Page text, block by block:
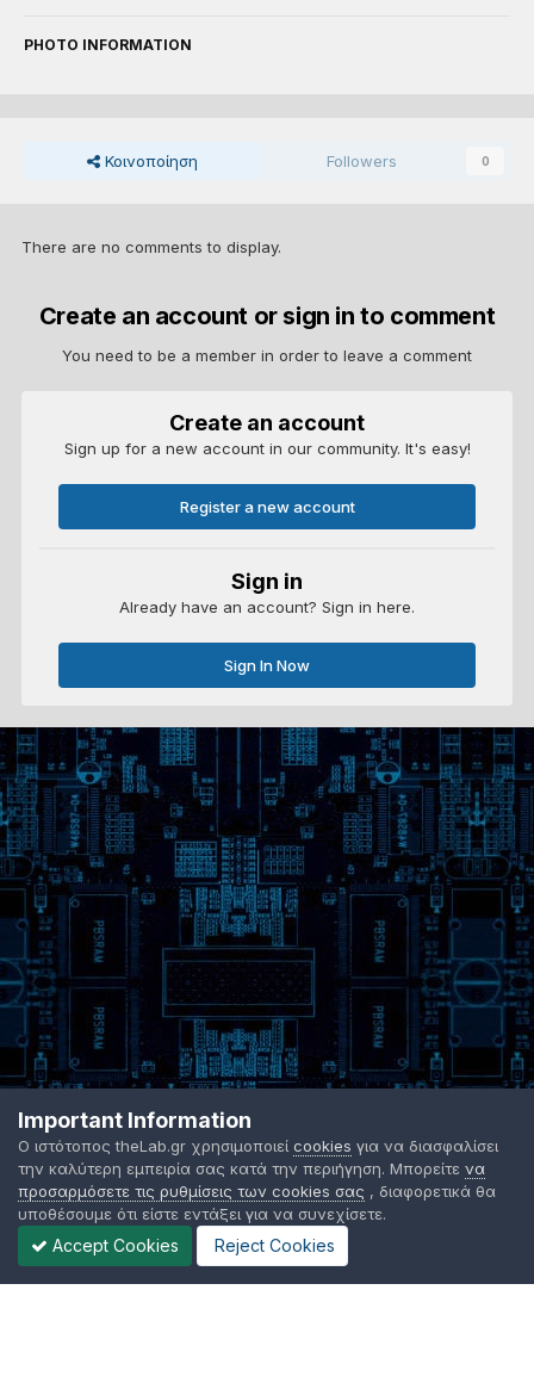
PHOTO INFORMATION
Κοινοποίηση Followers 0
There are no comments to display.
Create an account or sign in to comment
You need to be a member in order to leave a comment
Create an account
Sign up for a new account in our community. It's easy!
Register a new account
Sign in
Already have an account? Sign in here.
Sign In Now
Important Information
Ο ιστότοπος theLab.gr χρησιμοποιεί cookies για να διασφαλίσει
την καλύτερη εμπειρία σας κατά την περιήγηση. Μπορείτε να
προσαρμόσετε τις ρυθμίσεις των cookies σας , διαφορετικά θα
υποθέσουμε ότι είστε εντάξει για να συνεχίσετε.
Accept Cookies Reject Cookies